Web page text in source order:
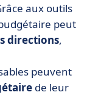
aux outils
peut
directions,
peuvent
de leur